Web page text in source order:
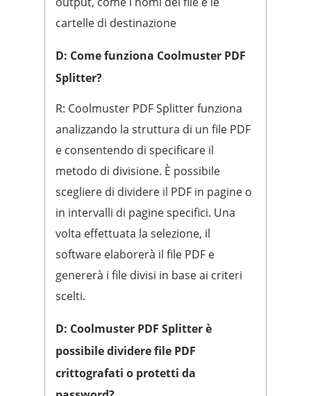
cartelle di destinazione
D: Come funziona Coolmuster PDF
Splitter?
R: Coolmuster PDF Splitter funziona
analizzando la struttura di un file PDF
e consentendo di specificare il
metodo di divisione. È possibile
scegliere di dividere il PDF in pagine o
in intervalli di pagine specifici. Una
volta effettuata la selezione, il
software elaborerà il file PDF e
genererà i file divisi in base ai criteri
scelti.
D: Coolmuster PDF Splitter è
possibile dividere file PDF
crittografati o protetti da